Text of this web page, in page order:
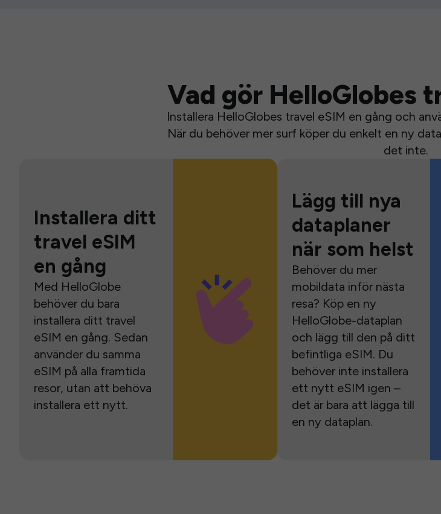
Vad gör HelloGlobes
Installera HelloGlobes travel eSIM en gång och
När du behöver mer surf köper du enkelt en ny
det inte.
Installera ditt
travel eSIM
en gång
Med HelloGlobe
behöver du bara
installera ditt travel
eSIM en gång. Sedan
använder du samma
eSIM på alla framtida
resor, utan att behöva
installera ett nytt.
Lägg till nya
dataplaner
när som helst
Behöver du mer
mobildata inför nästa
resa? Köp en ny
HelloGlobe-dataplan
och lägg till den på ditt
befintliga eSIM. Du
behöver inte installera
ett nytt eSIM igen –
det är bara att lägga till
en ny dataplan.